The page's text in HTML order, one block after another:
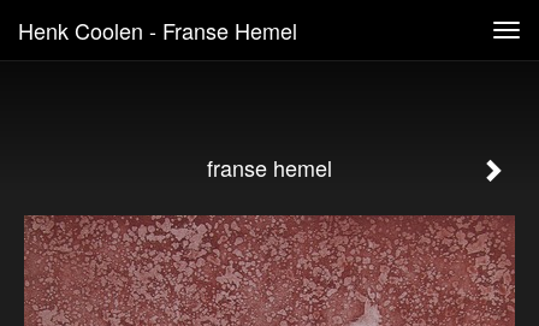
Henk Coolen - Franse Hemel
franse hemel